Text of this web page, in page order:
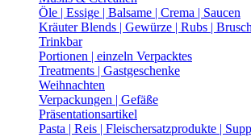
Öle | Essige | Balsame | Crema | Saucen
Kräuter Blends | Gewürze | Rubs |
Trinkbar
Portionen | einzeln Verpacktes
Treatments | Gastgeschenke
Weihnachten
Verpackungen | Gefäße
Präsentationsartikel
Pasta | Reis | Fleischersatzprodukte |